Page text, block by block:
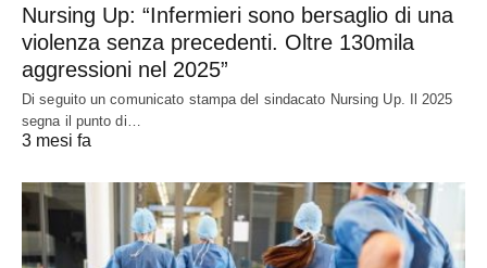
Nursing Up: “Infermieri sono bersaglio di una
violenza senza precedenti. Oltre 130mila
aggressioni nel 2025”
Di seguito un comunicato stampa del sindacato Nursing Up. Il 2025
segna il punto di…
3 mesi fa